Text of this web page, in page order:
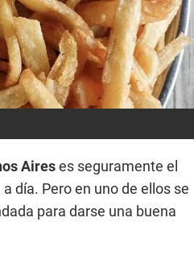
Aireses seguramente el
día. Pero en uno de ellos se
para darse una buena